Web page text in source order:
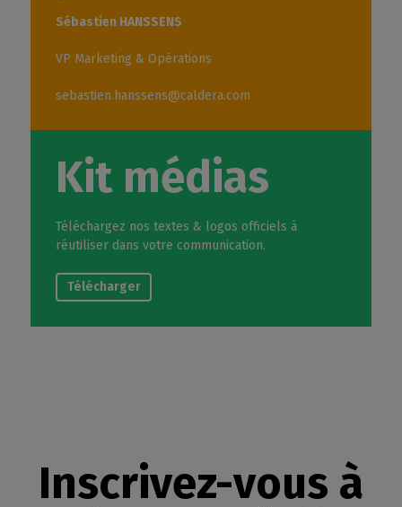
Sébastien HANSSENS
VP Marketing & Opérations
sebastien.hanssens@caldera.com
Kit médias
Téléchargez nos textes & logos officiels à
réutiliser dans votre communication.
Télécharger
Inscrivez-vous à